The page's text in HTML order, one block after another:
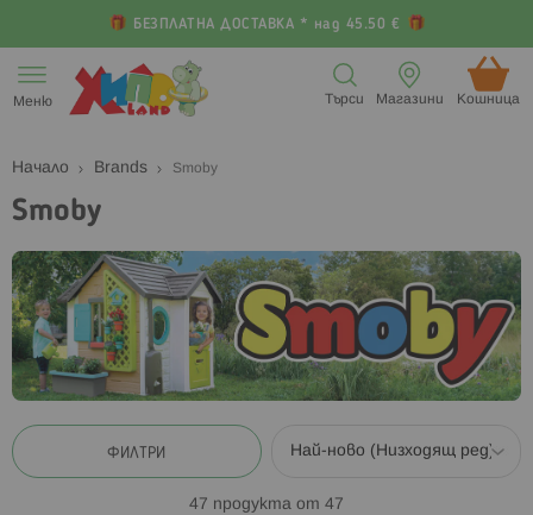
БЕЗПЛАТНА ДОСТАВКА * над 45.50 €
към
съдържанието
Меню Кошница (
Магазини
Търси
Начало Brands Smoby
Smoby
ФИЛТРИ
47 продукта от 47